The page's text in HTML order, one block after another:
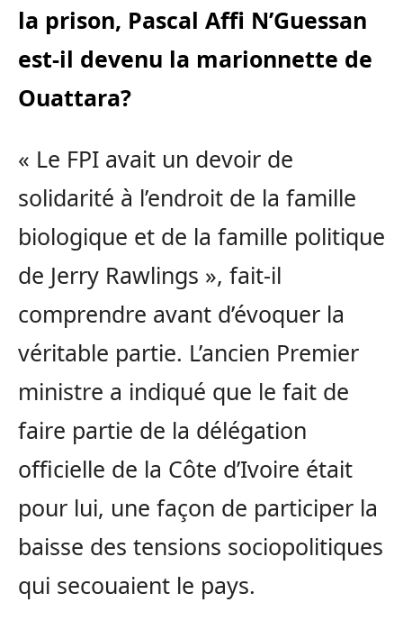
la prison, Pascal Affi N’Guessan
est-il devenu la marionnette de
Ouattara?
« Le FPI avait un devoir de
solidarité à l’endroit de la famille
biologique et de la famille politique
de Jerry Rawlings », fait-il
comprendre avant d’évoquer la
véritable partie. L’ancien Premier
ministre a indiqué que le fait de
faire partie de la délégation
officielle de la Côte d’Ivoire était
pour lui, une façon de participer la
baisse des tensions sociopolitiques
qui secouaient le pays.